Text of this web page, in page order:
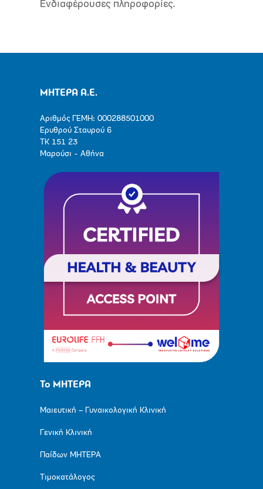
Ενδιαφέρουσες πληροφορίες.
ΜΗΤΕΡΑ Α.Ε.
Αριθμός ΓΕΜΗ: 000288501000
Ερυθρού Σταυρού 6
ΤΚ 151 23
Μαρούσι - Αθήνα
Το ΜΗΤΕΡΑ
Μαιευτική – Γυναικολογική Κλινική
Γενική Κλινική
Παίδων ΜΗΤΕΡΑ
Τιμοκατάλογος